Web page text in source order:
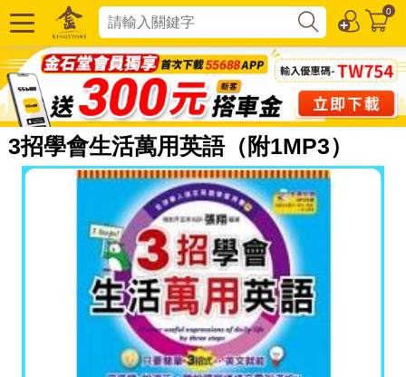
0
3招學會生活萬用英語（附1MP3）